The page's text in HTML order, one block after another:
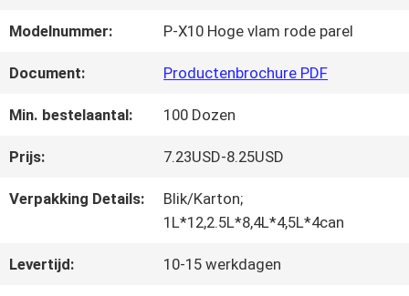
KWALITEITSCONTROLE
CONTACTEER
ONS
NIEUWS
Modelnummer: P-X10 Hoge vlam rode parel
Document: Productenbrochure PDF
Min. bestelaantal: 100 Dozen
Prijs: 7.23USD-8.25USD
Verpakking Details:
Blik/Karton;
1L*12,2.5L*8,4L*4,5L*4can
Levertijd: 10-15 werkdagen